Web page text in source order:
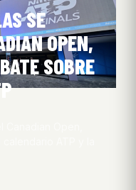
SE
OPEN,
SOBRE